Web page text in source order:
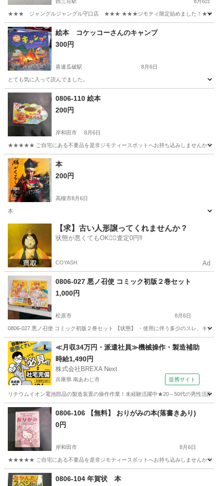
★★★ ジャングルジャングル守口店 ★★★ ★★★ジモティ限定始めました！★★★ 店頭
大阪 守口市 西三荘駅 DVD/ブルーレイ
絵本 コケッコーさんのキャンプ
300円
喜連瓜破駅 8月6日
とても気に入って読んでました。
大阪 大阪市 喜連瓜破駅
0806-110 絵本
200円
岸和田市 8月6日
★★★★★ ご自宅にある不要品を是非ジモティースポットへお持ち込みしませんか？
大阪 岸和田市 本
200円
高槻市8月6日
本
雑誌
【求】古い人形譲ってくれませんか？
状態が悪くてもOK🙆‍♀️査定0円‼️
COYASH Ad
0806-027 悪ノ召使 コミック初版２巻セット
1,000円
松原市 8月6日
0806-027 悪ノ召使 コミック初版２巻セット 【状態】 ・使用に伴う多少のスレ、キ
大阪 松原市 マンガ、コミック、アニメ コミック
≪月収34万円・派遣社員≫機械操作・製造補助
時給1,490円
株式会社BREXA Next
兵庫県 南あわじ市 提携サイト
リチウムイオン電池部品の製造装置の操作作業！未経験活躍中★20～50代の男性活
兵庫 南あわじ市0806-106 【無料】 おりがみの本(落書きあり)
0円
岸和田市 8月6日
★★★★★ ご自宅にある不要品を是非ジモティースポットへお持ち込みしませんか？
大阪 岸和田市 0806-104 年賀状 本